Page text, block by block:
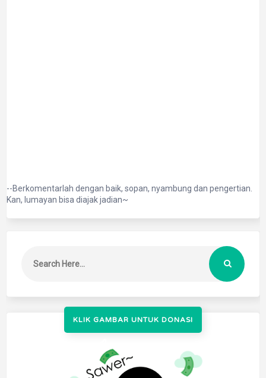
--Berkomentarlah dengan baik, sopan, nyambung dan pengertian.
Kan, lumayan bisa diajak jadian~
KLIK GAMBAR UNTUK DONASI